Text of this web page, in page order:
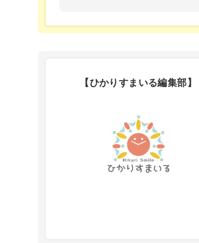
【ひかりすまいる編集部】